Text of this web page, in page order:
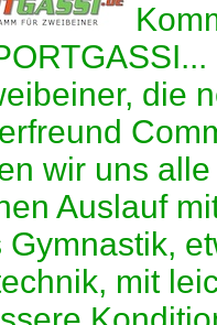
die
wir uns
Auslauf
Gymnastik,
mit